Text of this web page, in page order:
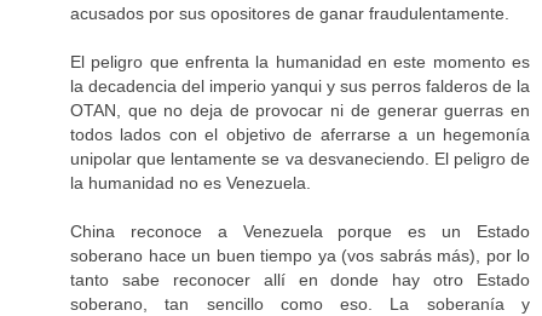
acusados por sus opositores de ganar fraudulentamente.
El peligro que enfrenta la humanidad en este momento es
la decadencia del imperio yanqui y sus perros falderos de la
OTAN, que no deja de provocar ni de generar guerras en
todos lados con el objetivo de aferrarse a un hegemonía
unipolar que lentamente se va desvaneciendo. El peligro de
la humanidad no es Venezuela.
China reconoce a Venezuela porque es un Estado
soberano hace un buen tiempo ya (vos sabrás más), por lo
tanto sabe reconocer allí en donde hay otro Estado
soberano, tan sencillo como eso. La soberanía y